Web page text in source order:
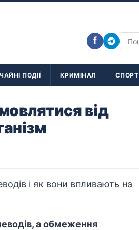
f
ПОДІЇ КРИМІНАЛ СПОРТ
від
а обмеження